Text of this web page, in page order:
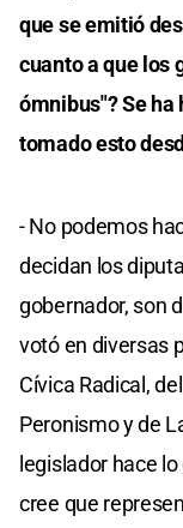
que se emitió
cuanto a que los
ómnibus"? Se ha
tomado esto
- No podemos
decidan los
gobernador, son
votó en diversas
Cívica Radical,
Peronismo y de
legislador hace
cree que